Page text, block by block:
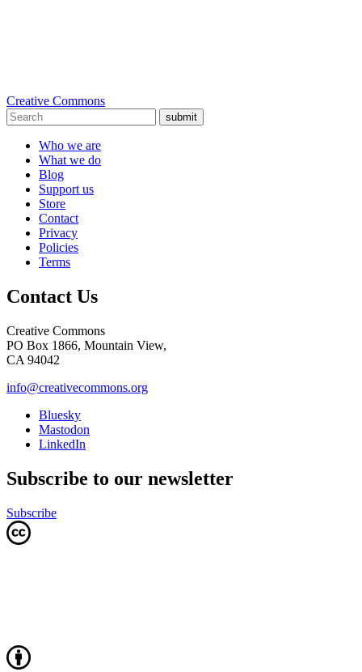
Creative Commons
submit
Who we are
What we do
Blog
Support us
Store
Contact
Privacy
Policies
Terms
Contact Us
Creative Commons
PO Box 1866, Mountain View,
CA 94042
info@creativecommons.org
Bluesky
Mastodon
LinkedIn
Subscribe to our newsletter
Subscribe